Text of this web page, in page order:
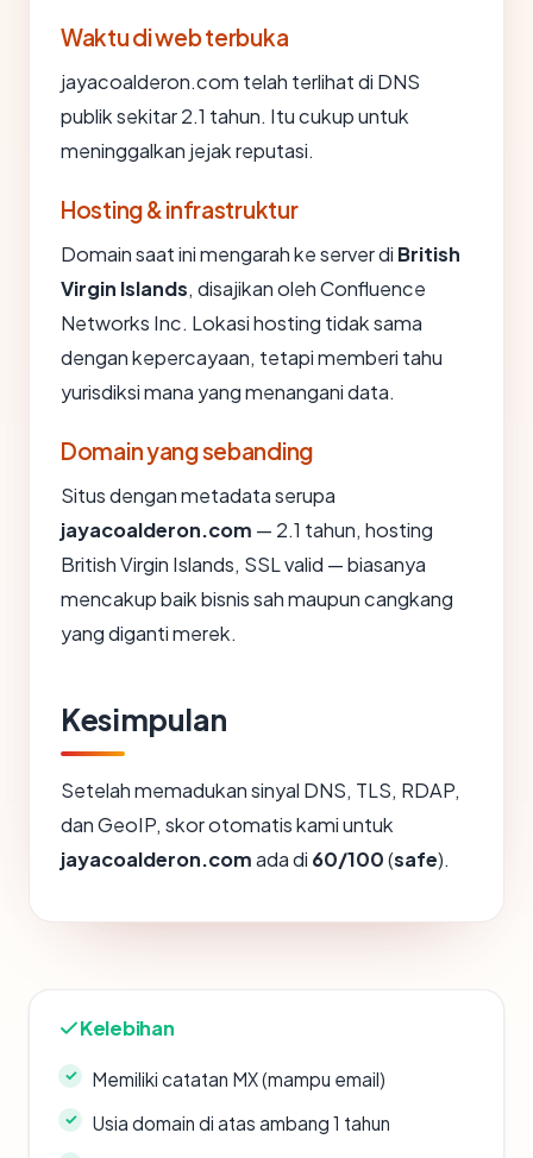
Waktu di web terbuka
jayacoalderon.com telah terlihat di DNS
publik sekitar 2.1 tahun. Itu cukup untuk
meninggalkan jejak reputasi.
Hosting & infrastruktur
Domain saat ini mengarah ke server di British
Virgin Islands, disajikan oleh Confluence
Networks Inc. Lokasi hosting tidak sama
dengan kepercayaan, tetapi memberi tahu
yurisdiksi mana yang menangani data.
Domain yang sebanding
Situs dengan metadata serupa
jayacoalderon.com — 2.1 tahun, hosting
British Virgin Islands, SSL valid — biasanya
mencakup baik bisnis sah maupun cangkang
yang diganti merek.
Kesimpulan
Setelah memadukan sinyal DNS, TLS, RDAP,
dan GeoIP, skor otomatis kami untuk
jayacoalderon.comada di 60/100(safe).
Kelebihan
Memiliki catatan MX (mampu email)
Usia domain di atas ambang 1 tahun